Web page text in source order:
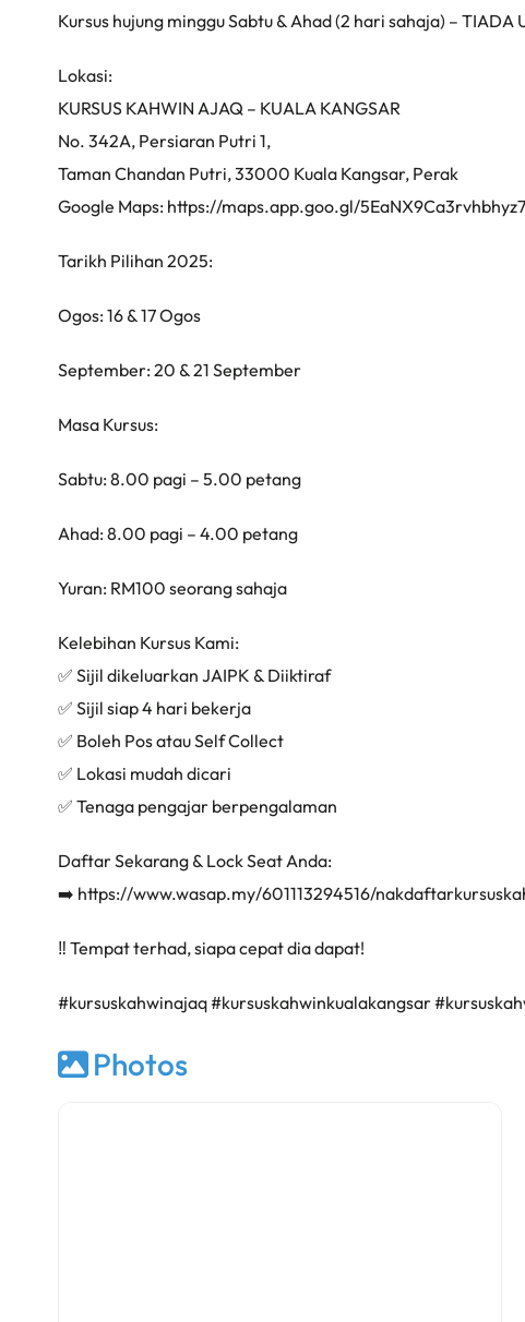
Kursus hujung minggu Sabtu & Ahad (2 hari sahaja) – TIADA
Lokasi:
KURSUS KAHWIN AJAQ – KUALA KANGSAR
No. 342A, Persiaran Putri 1,
Taman Chandan Putri, 33000 Kuala Kangsar, Perak
Google Maps: https://maps.app.goo.gl/
Tarikh Pilihan 2025:
Ogos: 16 & 17 Ogos
September: 20 & 21 September
Masa Kursus:
Sabtu: 8.00 pagi – 5.00 petang
Ahad: 8.00 pagi – 4.00 petang
Yuran: RM100 seorang sahaja
Kelebihan Kursus Kami:
✅ Sijil dikeluarkan JAIPK & Diiktiraf
✅ Sijil siap 4 hari bekerja
✅ Boleh Pos atau Self Collect
✅ Lokasi mudah dicari
✅ Tenaga pengajar berpengalaman
Daftar Sekarang & Lock Seat Anda:
➡️ https://www.wasap.my/601113294516/
‼️ Tempat terhad, siapa cepat dia dapat!
#kursuskahwinajaq #kursuskahwinkualakangsar
Photos